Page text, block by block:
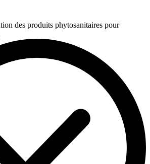
des produits phytosanitaires pour